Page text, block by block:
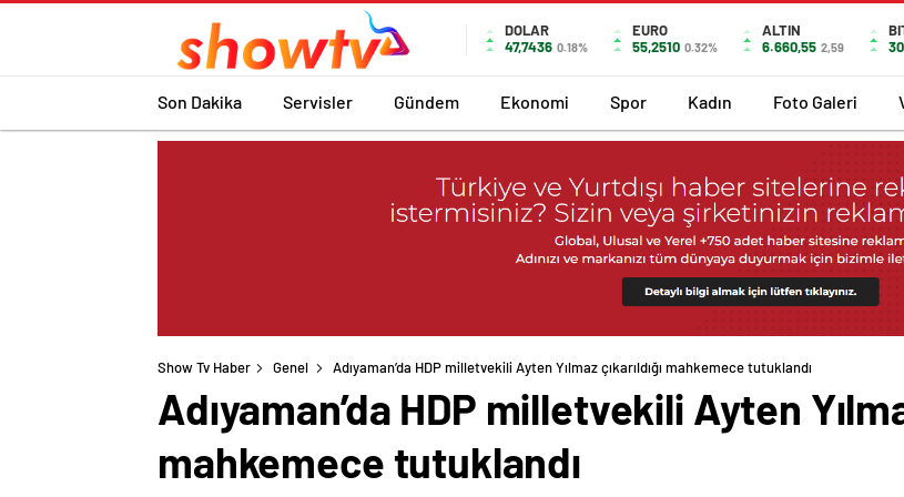
DOLAR
47,7436 0.18%
EURO
55,2510 0.32%
ALTIN
6.660,55 2,59
Son Dakika Servisler Gündem Ekonomi Spor Kadın Foto Galeri
Show Tv Haber Genel Adıyaman’da HDP milletvekili Ayten Yılmaz çıkarıldığı mahkemece tutuklandı
Adıyaman’da HDP milletvekili Ayten
mahkemece tutuklandı